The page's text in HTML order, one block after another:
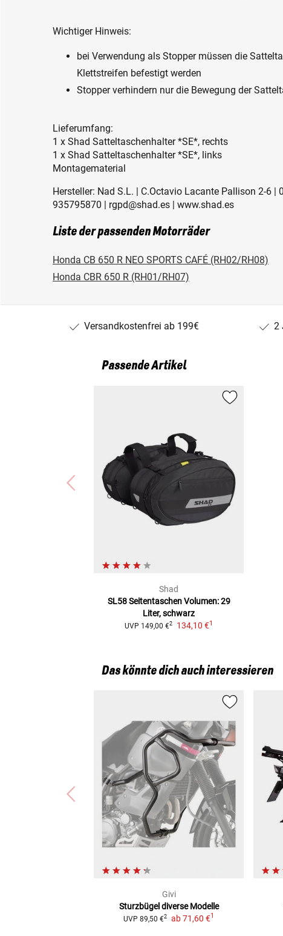
Wichtiger Hinweis:
bei Verwendung als Stopper müssen die
Klettstreifen befestigt werden
Stopper verhindern nur die Bewegung der
Lieferumfang:
1 x Shad Satteltaschenhalter *SE*, rechts
1 x Shad Satteltaschenhalter *SE*, links
Montagematerial
Hersteller: Nad S.L. | C.Octavio Lacante Pallison 2-6
935795870 | rgpd@shad.es | www.shad.es
Liste der passenden Motorräder
Honda CB 650 R NEO SPORTS CAFÉ (RH02/RH08)
Honda CBR 650 R (RH01/RH07)
Versandkostenfrei ab 199€ 2
Passende Artikel
Shad
SL58 Seitentaschen Volumen: 29
Liter, schwarz
UVP 149,00 €2 134,10 €1
Das könnte dich auch interessieren
Givi
Sturzbügel diverse Modelle
UVP 89,50 €2 ab 71,60 €1